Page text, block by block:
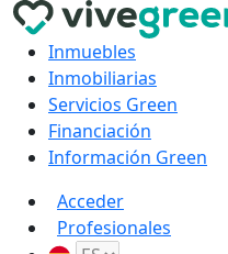
Inmuebles
Inmobiliarias
Servicios Green
Financiación
Información Green
Acceder
Profesionales